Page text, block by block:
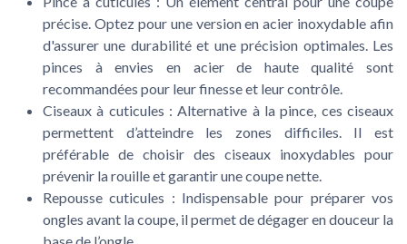
précise. Optez pour une version enacier inoxydable afin
d'assurer une durabilité et une précision optimales. Les
pinces à envies en acier de haute qualité sont
recommandées pour leur finesse et leur contrôle.
Ciseaux à cuticules : Alternative à la pince, ces ciseaux
permettent d’atteindre les zones difficiles. Il est
préférable de choisir des ciseaux inoxydables pour
prévenir la rouille et garantir une coupe nette.
Repousse cuticules : Indispensable pour préparer vos
ongles avant la coupe, il permet de dégager en douceur la